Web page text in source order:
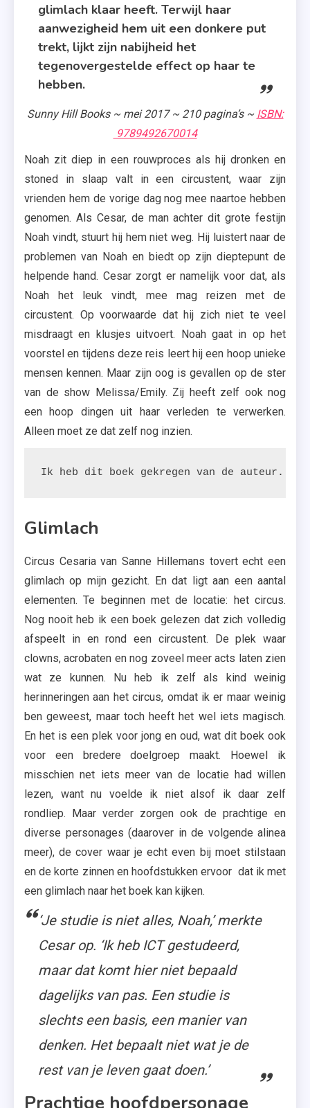
glimlach klaar heeft. Terwijl haar
aanwezigheid hem uit een donkere put
trekt, lijkt zijn nabijheid het
tegenovergestelde effect op haar te
hebben.
Sunny Hill Books ~ mei 2017 ~ 210 pagina’s ~ ISBN:
9789492670014
Noah zit diep in een rouwproces als hij dronken en
stoned in slaap valt in een circustent, waar zijn
vrienden hem de vorige dag nog mee naartoe hebben
genomen. Als Cesar, de man achter dit grote festijn
Noah vindt, stuurt hij hem niet weg. Hij luistert naar de
problemen van Noah en biedt op zijn dieptepunt de
helpende hand. Cesar zorgt er namelijk voor dat, als
Noah het leuk vindt, mee mag reizen met de
circustent. Op voorwaarde dat hij zich niet te veel
misdraagt en klusjes uitvoert. Noah gaat in op het
voorstel en tijdens deze reis leert hij een hoop unieke
mensen kennen. Maar zijn oog is gevallen op de ster
van de show Melissa/Emily. Zij heeft zelf ook nog
een hoop dingen uit haar verleden te verwerken.
Alleen moet ze dat zelf nog inzien.
Ik heb dit boek gekregen van de auteur.
Glimlach
Circus Cesaria van Sanne Hillemans tovert echt een
glimlach op mijn gezicht. En dat ligt aan een aantal
elementen. Te beginnen met de locatie: het circus.
Nog nooit heb ik een boek gelezen dat zich volledig
afspeelt in en rond een circustent. De plek waar
clowns, acrobaten en nog zoveel meer acts laten zien
wat ze kunnen. Nu heb ik zelf als kind weinig
herinneringen aan het circus, omdat ik er maar weinig
ben geweest, maar toch heeft het wel iets magisch.
En het is een plek voor jong en oud, wat dit boek ook
voor een bredere doelgroep maakt. Hoewel ik
misschien net iets meer van de locatie had willen
lezen, want nu voelde ik niet alsof ik daar zelf
rondliep. Maar verder zorgen ook de prachtige en
diverse personages (daarover in de volgende alinea
meer), de cover waar je echt even bij moet stilstaan
en de korte zinnen en hoofdstukken ervoor dat ik met
een glimlach naar het boek kan kijken.
‘Je studie is niet alles, Noah,’ merkte
Cesar op. ‘Ik heb ICT gestudeerd,
maar dat komt hier niet bepaald
dagelijks van pas. Een studie is
slechts een basis, een manier van
denken. Het bepaalt niet wat je de
rest van je leven gaat doen.’
Prachtige hoofdpersonage